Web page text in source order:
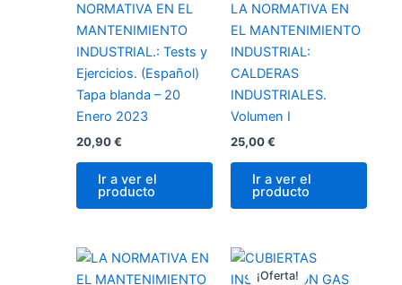
NORMATIVA EN EL
MANTENIMIENTO
INDUSTRIAL.: Tests y
Ejercicios. (Español)
Tapa blanda – 20
Enero 2023
20,90€
Ir a ver el
producto
LA NORMATIVA EN
EL MANTENIMIENTO
INDUSTRIAL:
CALDERAS
INDUSTRIALES.
Volumen I
25,00€
Ir a ver el
producto
¡Oferta!
El
precio